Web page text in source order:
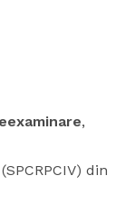
,
din